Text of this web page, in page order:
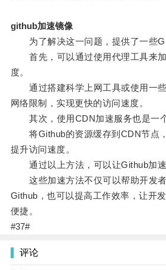
github加速镜像
为了解决这一问题，提供了一些
首先，可以通过使用代理工具来加
度。
通过搭建科学上网工具或使用一些
网络限制，实现更快的访问速度。
其次，使用CDN加速服务也是一个
将Github的资源缓存到CDN节点，
提升访问速度。
通过以上方法，可以让Github加速
这些加速方法不仅可以帮助开发者
Github，也可以提高工作效率，让开
便捷。
#37#
评论